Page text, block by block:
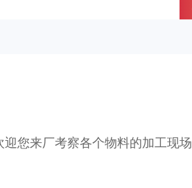
您来厂考察各个物料的加工现场